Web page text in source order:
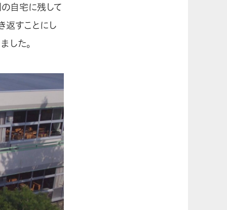
自宅に残して
返すことにし
した。